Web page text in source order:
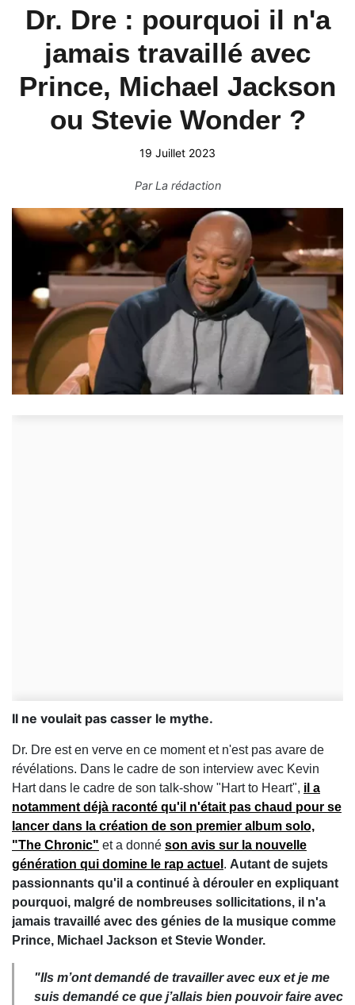
Dr. Dre : pourquoi il n'a
jamais travaillé avec
Prince, Michael Jackson
ou Stevie Wonder ?
19 Juillet 2023
ParLa rédaction
Il ne voulait pas casser le mythe.
Dr. Dre est en verve en ce moment et n'est pas avare de
révélations. Dans le cadre de son interview avec Kevin
Hart dans le cadre de son talk-show "Hart to Heart", il a
notamment déjà raconté qu'il n'était pas chaud pour se
lancer dans la création de son premier album solo,
"The Chronic" et a donné son avis sur la nouvelle
génération qui domine le rap actuel . Autant de sujets
passionnants qu'il a continué à dérouler en expliquant
pourquoi, malgré de nombreuses sollicitations, il n'a
jamais travaillé avec des génies de la musique comme
Prince, Michael Jackson et Stevie Wonder.
"Ils m’ont demandé de travailler avec eux et je me
suis demandé ce que j’allais bien pouvoir faire avec